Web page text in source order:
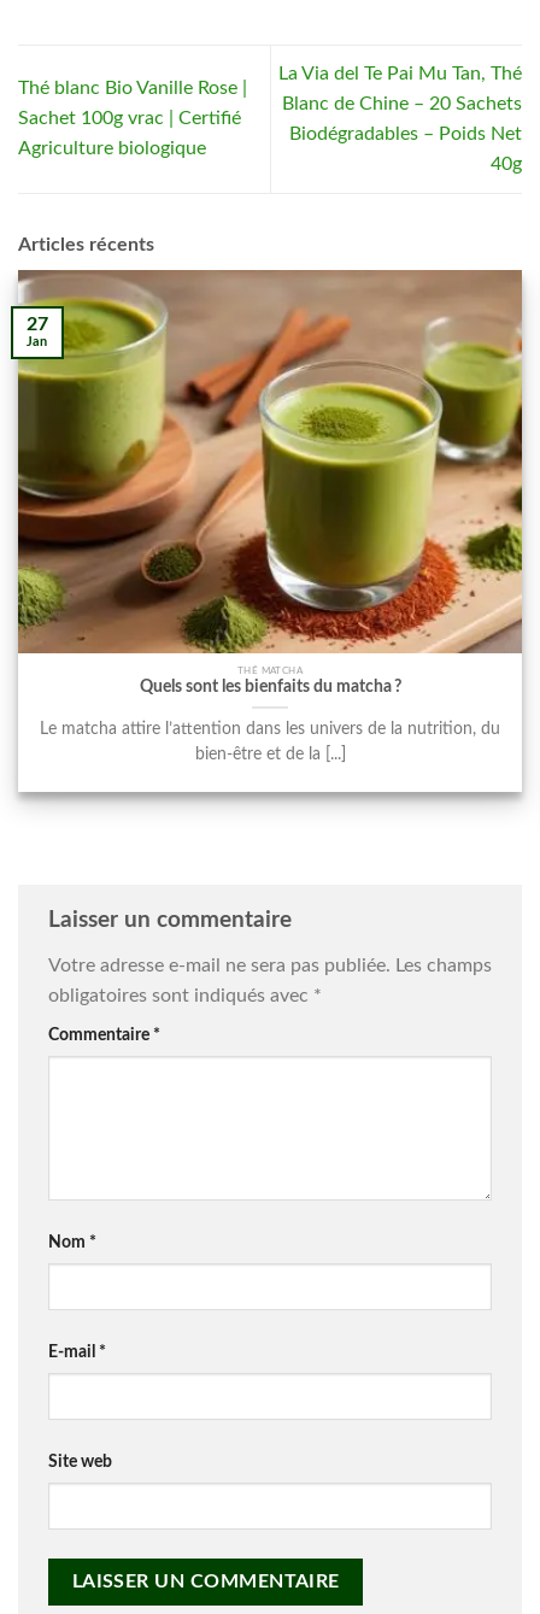
Thé blanc Bio Vanille Rose |
Sachet 100g vrac | Certifié
Agriculture biologique
La Via del Te Pai Mu Tan, Thé
Blanc de Chine – 20 Sachets
Biodégradables – Poids Net
40g
Articles récents
THÉ MATCHA
Quels sont les bienfaits du matcha ?
Le matcha attire l’attention dans les univers de la nutrition, du
bien-être et de la [...]
27
Jan
Laisser un commentaire
Votre adresse e-mail ne sera pas publiée. Les champs
obligatoires sont indiqués avec *
Commentaire *
Nom *
E-mail *
Site web